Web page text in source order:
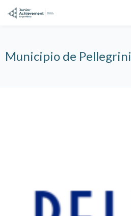
Municipio de Pellegrini